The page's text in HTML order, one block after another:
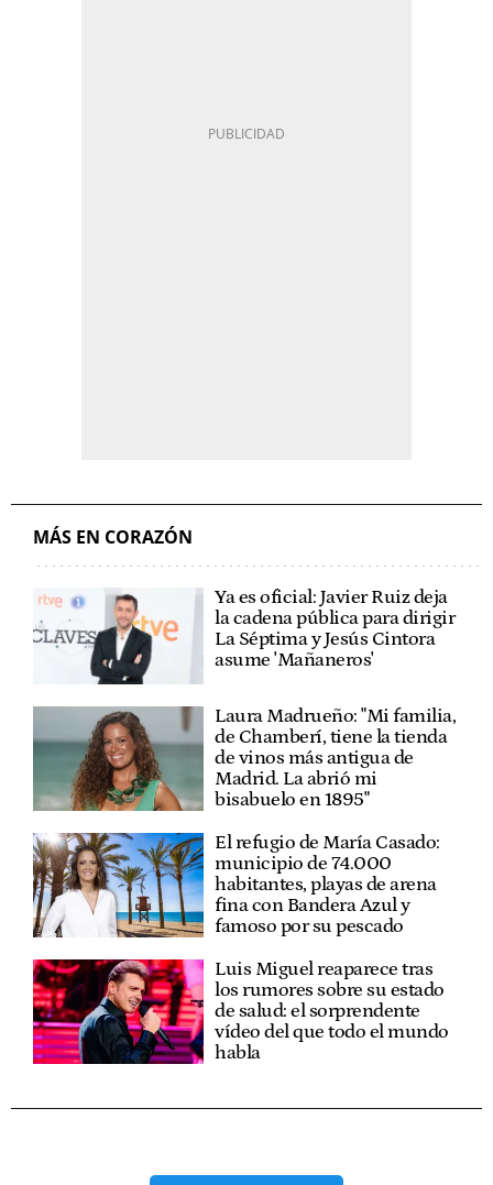
MÁS EN CORAZÓN
Ya es oficial: Javier Ruiz deja
la cadena pública para dirigir
La Séptima y Jesús Cintora
asume 'Mañaneros'
Laura Madrueño: "Mi familia,
de Chamberí, tiene la tienda
de vinos más antigua de
Madrid. La abrió mi
bisabuelo en 1895"
El refugio de María Casado:
municipio de 74.000
habitantes, playas de arena
fina con Bandera Azul y
famoso por su pescado
Luis Miguel reaparece tras
los rumores sobre su estado
de salud: el sorprendente
vídeo del que todo el mundo
habla